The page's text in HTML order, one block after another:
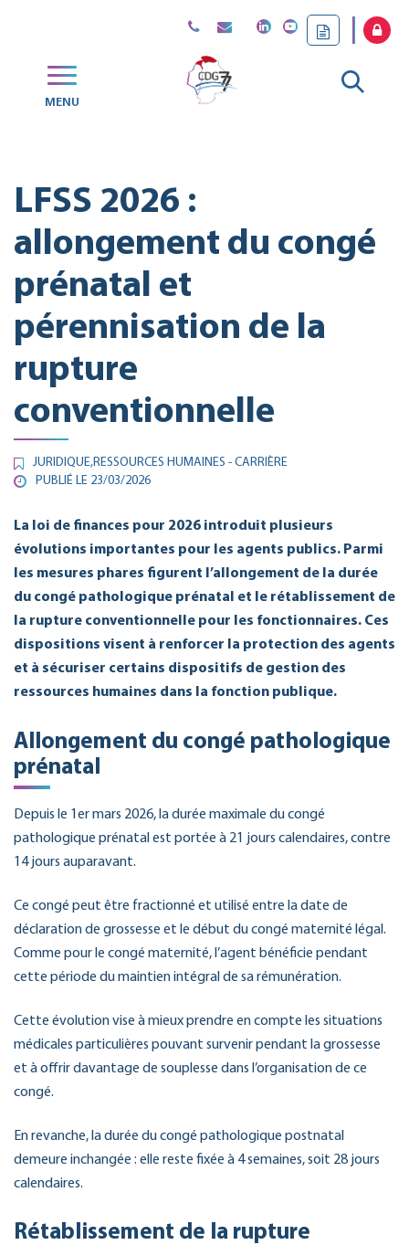
MENU
Aller
LFSS 2026 :
allongement du congé
prénatal et
pérennisation de la
rupture
conventionnelle
JURIDIQUE,RESSOURCES HUMAINES - CARRIÈRE
PUBLIÉ LE 23/03/2026
La loi de finances pour 2026 introduit plusieurs
évolutions importantes pour les agents publics. Parmi
les mesures phares figurent l’allongement de la durée
du congé pathologique prénatal et le rétablissement de
la rupture conventionnelle pour les fonctionnaires. Ces
dispositions visent à renforcer la protection des agents
et à sécuriser certains dispositifs de gestion des
ressources humaines dans la fonction publique.
Allongement du congé pathologique
prénatal
Depuis le 1er mars 2026, la durée maximale du congé
pathologique prénatal est portée à 21 jours calendaires, contre
14 jours auparavant.
Ce congé peut être fractionné et utilisé entre la date de
déclaration de grossesse et le début du congé maternité légal.
Comme pour le congé maternité, l’agent bénéficie pendant
cette période du maintien intégral de sa rémunération.
Cette évolution vise à mieux prendre en compte les situations
médicales particulières pouvant survenir pendant la grossesse
et à offrir davantage de souplesse dans l’organisation de ce
congé.
En revanche, la durée du congé pathologique postnatal
demeure inchangée : elle reste fixée à 4 semaines, soit 28 jours
calendaires.
Rétablissement de la rupture